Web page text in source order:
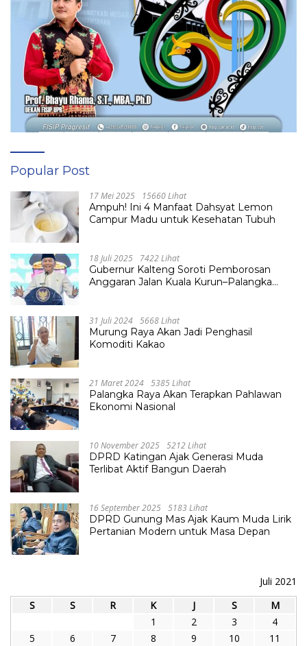
Popular Post
17 Mei 2025 15660 Lihat
Ampuh! Ini 4 Manfaat Dahsyat Lemon
Campur Madu untuk Kesehatan Tubuh
18 Juli 2025 7422 Lihat
Gubernur Kalteng Soroti Pemborosan
Anggaran Jalan Kuala Kurun–Palangka
31 Juli 2024 5668 Lihat
Murung Raya Akan Jadi Penghasil
Komoditi Kakao
21 Maret 2024 5385 Lihat
Palangka Raya Akan Terapkan Pahlawan
Ekonomi Nasional
10 November 2025 5212 Lihat
DPRD Katingan Ajak Generasi Muda
Terlibat Aktif Bangun Daerah
16 September 2025 5183 Lihat
DPRD Gunung Mas Ajak Kaum Muda Lirik
Pertanian Modern untuk Masa Depan
Juli 2021
S
S R K J S
M
1
2 3
4
5
6 7 8 9 10 11